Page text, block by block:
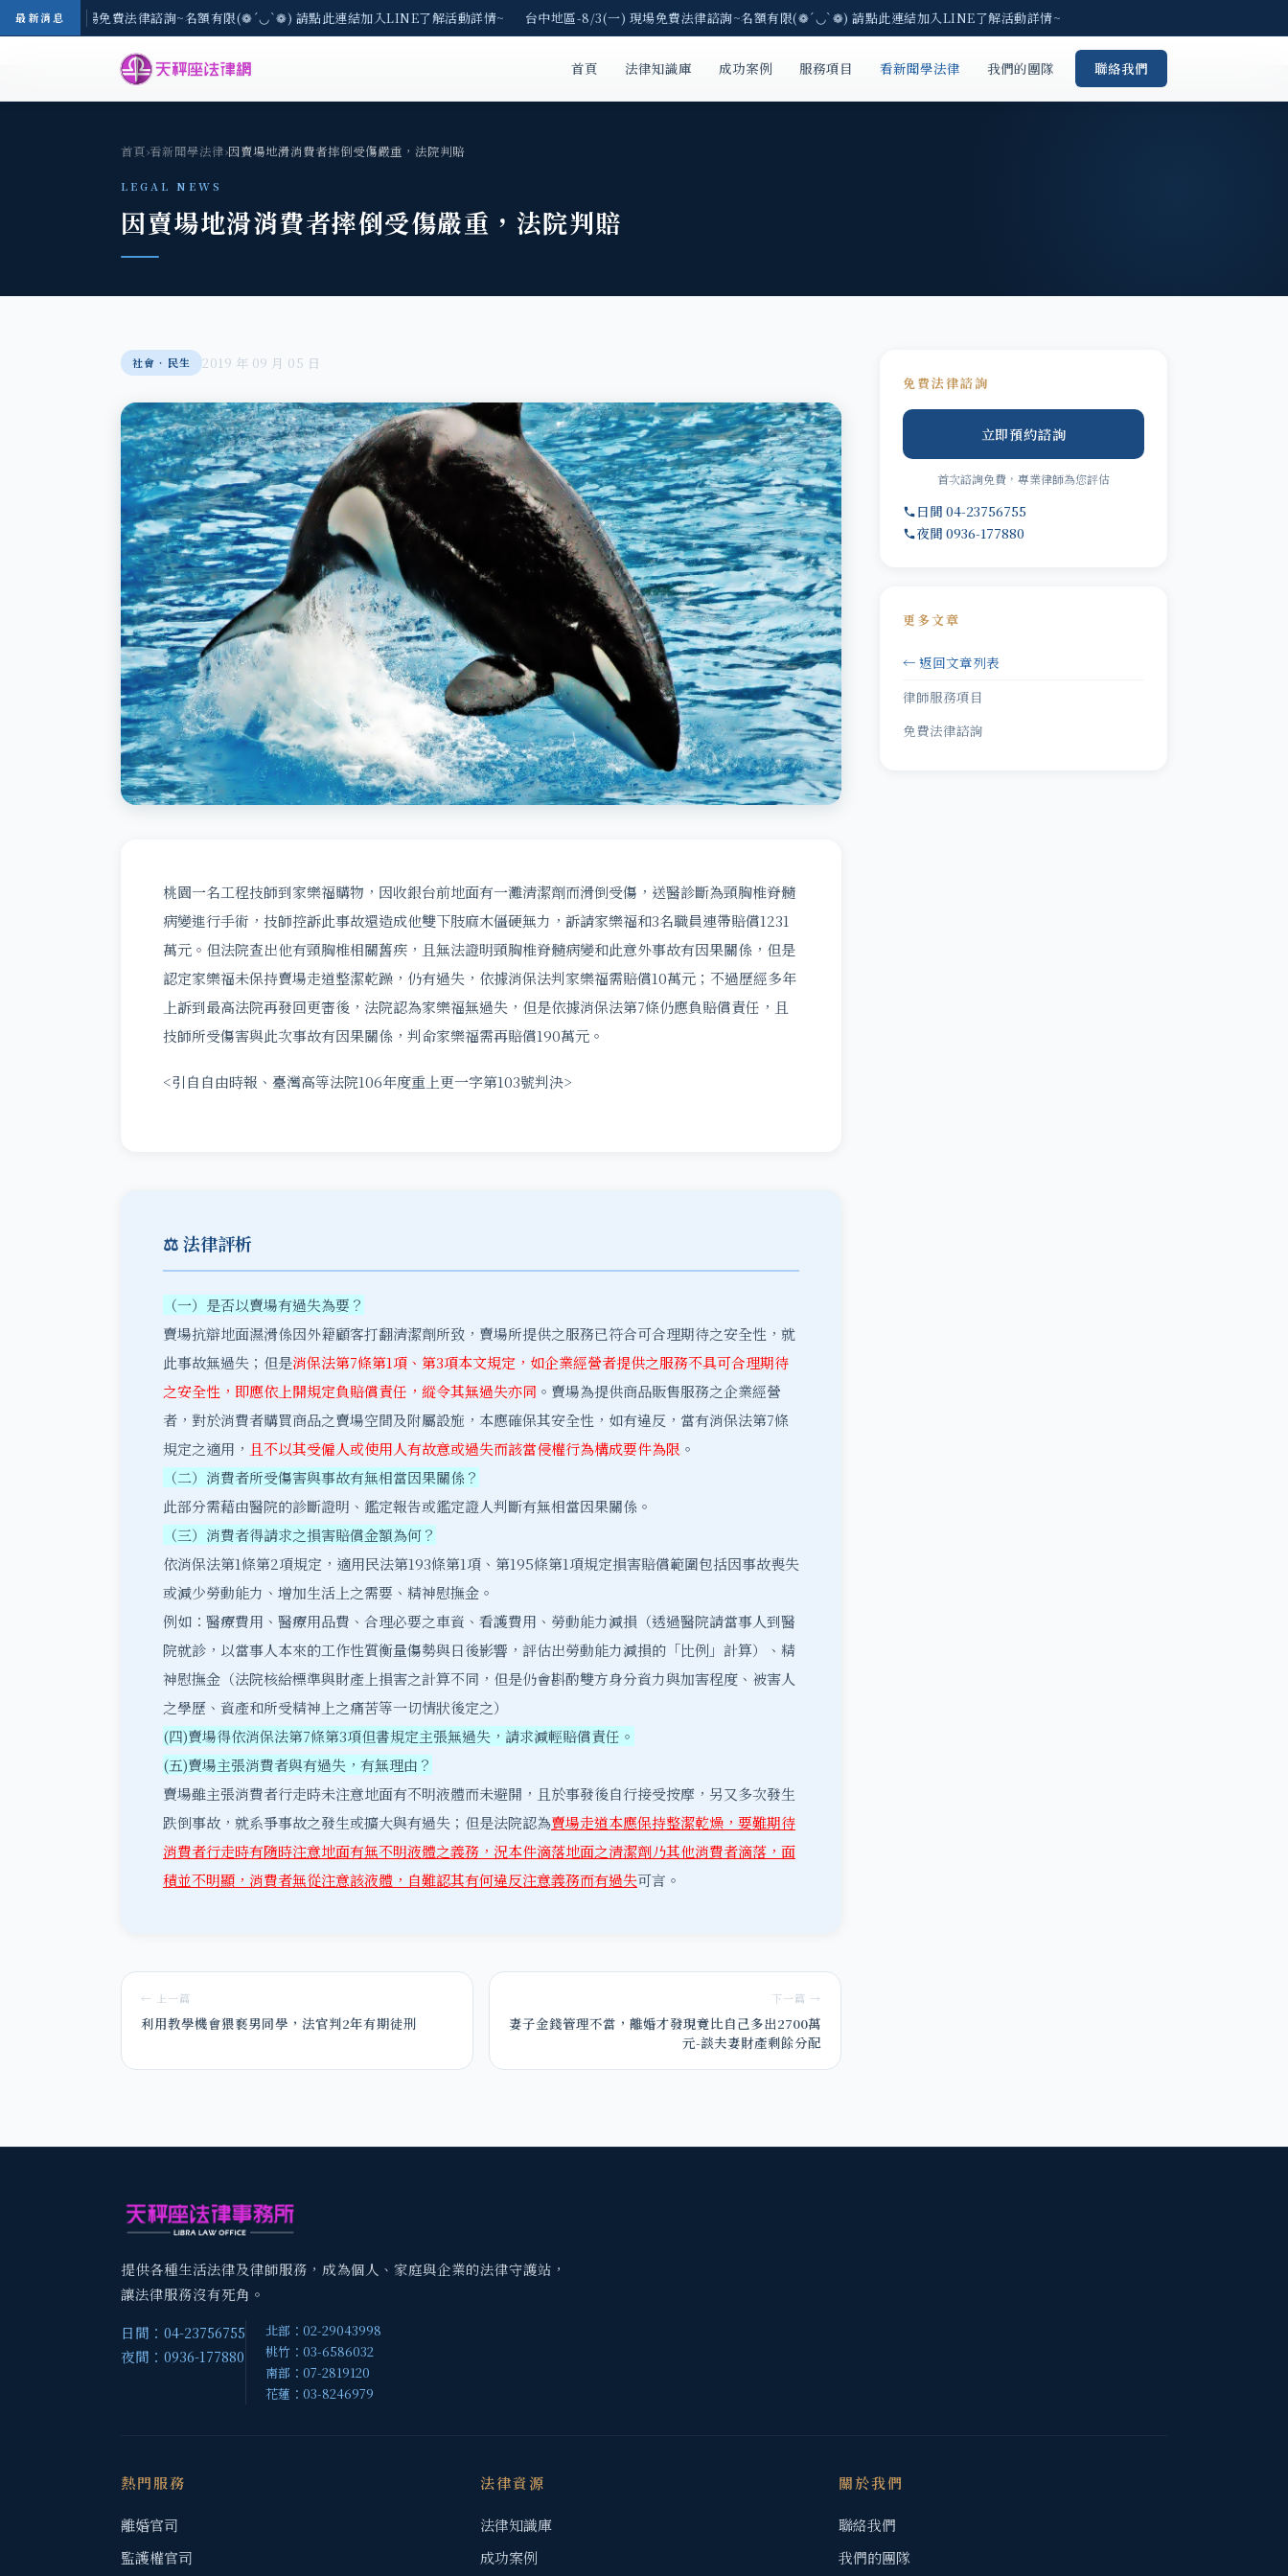
最新消息
-8/3(一) 現場免費法律諮詢~名額有限(❁´◡`❁) 請點此連結加入LINE了解活動詳情~ 台中地區-8/3(一) 現場免費法律諮詢~名額有限(❁´◡`❁) 請點此連結加入LINE了解活動詳情~
首頁 法律知識庫 成功案例 服務項目 看新聞學法律 我們的團隊 聯絡我們
首頁›看新聞學法律›因賣場地滑消費者摔倒受傷嚴重，法院判賠
LEGAL NEWS
因賣場地滑消費者摔倒受傷嚴重，法院判賠
社會‧民生 2019 年 09 月 05 日
桃園一名工程技師到家樂福購物，因收銀台前地面有一灘清潔劑而滑倒受傷，送醫診斷為頸胸椎脊髓
病變進行手術，技師控訴此事故還造成他雙下肢麻木僵硬無力，訴請家樂福和3名職員連帶賠償1231
萬元。但法院查出他有頸胸椎相關舊疾，且無法證明頸胸椎脊髓病變和此意外事故有因果關係，但是
認定家樂福未保持賣場走道整潔乾躁，仍有過失，依據消保法判家樂福需賠償10萬元；不過歷經多年
上訴到最高法院再發回更審後，法院認為家樂福無過失，但是依據消保法第7條仍應負賠償責任，且
技師所受傷害與此次事故有因果關係，判命家樂福需再賠償190萬元。
<引自自由時報、臺灣高等法院106年度重上更一字第103號判決>
⚖️ 法律評析
（一）是否以賣場有過失為要？
賣場抗辯地面濕滑係因外籍顧客打翻清潔劑所致，賣場所提供之服務已符合可合理期待之安全性，就
此事故無過失；但是消保法第7條第1項、第3項本文規定，如企業經營者提供之服務不具可合理期待
之安全性，即應依上開規定負賠償責任，縱令其無過失亦同 。賣場為提供商品販售服務之企業經營
者，對於消費者購買商品之賣場空間及附屬設施，本應確保其安全性，如有違反，當有消保法第7條
規定之適用， 且不以其受僱人或使用人有故意或過失而該當侵權行為構成要件為限 。
（二）消費者所受傷害與事故有無相當因果關係？
此部分需藉由醫院的診斷證明、鑑定報告或鑑定證人判斷有無相當因果關係。
（三）消費者得請求之損害賠償金額為何？
依消保法第1條第2項規定，適用民法第193條第1項、第195條第1項規定損害賠償範圍包括因事故喪失
或減少勞動能力、增加生活上之需要、精神慰撫金。
例如：醫療費用、醫療用品費、合理必要之車資、看護費用、勞動能力減損（透過醫院請當事人到醫
院就診，以當事人本來的工作性質衡量傷勢與日後影響，評估出勞動能力減損的「比例」計算）、精
神慰撫金（法院核給標準與財產上損害之計算不同，但是仍會斟酌雙方身分資力與加害程度、被害人
之學歷、資產和所受精神上之痛苦等一切情狀後定之）
(四)賣場得依消保法第7條第3項但書規定主張無過失，請求減輕賠償責任。
(五)賣場主張消費者與有過失，有無理由？
賣場雖主張消費者行走時未注意地面有不明液體而未避開，且於事發後自行接受按摩，另又多次發生
跌倒事故，就系爭事故之發生或擴大與有過失；但是法院認為賣場走道本應保持整潔乾燥，要難期待
消費者行走時有隨時注意地面有無不明液體之義務，況本件滴落地面之清潔劑乃其他消費者滴落，面
積並不明顯，消費者無從注意該液體，自難認其有何違反注意義務而有過失可言。
← 上一篇
利用教學機會猥褻男同學，法官判2年有期徒刑
下一篇 →
妻子金錢管理不當，離婚才發現竟比自己多出2700萬
元-談夫妻財產剩餘分配
免費法律諮詢
立即預約諮詢
首次諮詢免費，專業律師為您評估
日間 04-23756755
夜間 0936-177880
更多文章
← 返回文章列表
律師服務項目
免費法律諮詢
提供各種生活法律及律師服務，成為個人、家庭與企業的法律守護站，
讓法律服務沒有死角。
日間：04-23756755
夜間：0936-177880
北部：02-29043998
桃竹：03-6586032
南部：07-2819120
花蓮：03-8246979
熱門服務
離婚官司
監護權官司
法律資源
法律知識庫
成功案例
關於我們
聯絡我們
我們的團隊